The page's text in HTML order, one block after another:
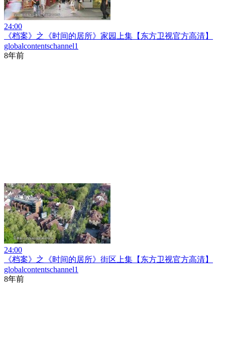
24:00
《档案》之《时间的居所》家园上集【东方卫视官方高清】
globalcontentschannel1
8年前
24:00
《档案》之《时间的居所》街区上集【东方卫视官方高清】
globalcontentschannel1
8年前